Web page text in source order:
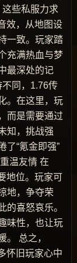
些私服力求
效，从地图设
一致。玩家踏
充满热血与梦
最深处的记
同，1.76传
。在这里，玩
而是需要通过
知，挑战强
了“氪金即强”
温友情 在
地位。玩家可
地，争夺荣
的喜怒哀乐。
味性，也让玩
。 总之，
怀旧玩家心中